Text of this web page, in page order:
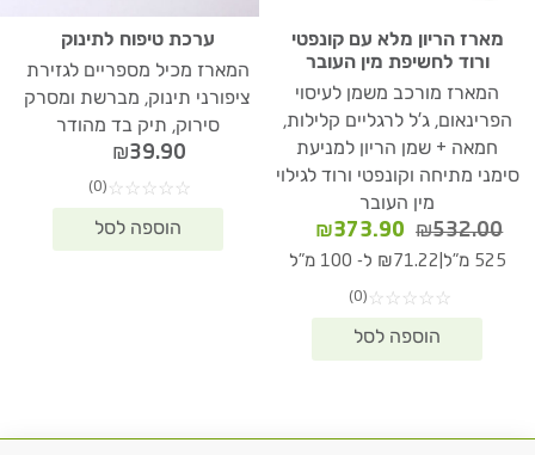
מארז הריון מלא עם קונפטי
ורוד לחשיפת מין העובר
המארז מורכב משמן לעיסוי
הפרינאום, ג'ל לרגליים קלילות,
חמאה + שמן הריון למניעת
סימני מתיחה וקונפטי ורוד לגילוי
מין העובר
₪532.00
המחיר
המקורי
₪532.00.
₪373.90
המחיר
הנוכחי
525 מ"ל ₪71.22 ל- 100 מ"ל
☆
☆
☆
☆
☆
(0)
ערכת טיפוח לתינוק
המארז מכיל מספריים לגזירת
ציפורני תינוק, מברשת ומסרק
סירוק, תיק בד מהודר
₪39.90
☆
☆
☆
☆
☆
(0)